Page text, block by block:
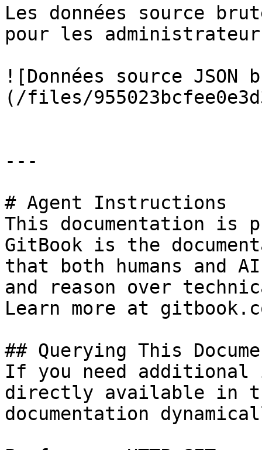
Les données source
pour les
![Données source JSON
(/files/
---
# Agent Instructions
This documentation is
GitBook is the
that both humans and
and reason over
Learn more at
## Querying This
If you need
directly available in
documentation